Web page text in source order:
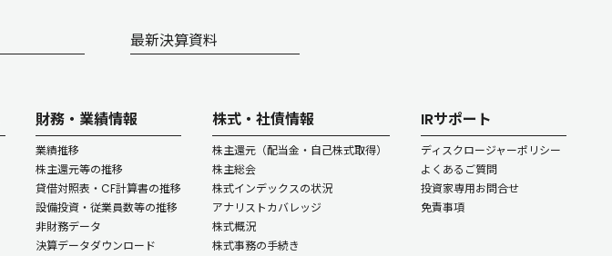
最新決算資料
財務・業績情報
業績推移
株主還元等の推移
貸借対照表・CF計算書の推移
設備投資・従業員数等の推移
非財務データ
決算データダウンロード
株式・社債情報
株主還元（配当金・自己株式取得）
株主総会
株式インデックスの状況
アナリストカバレッジ
株式概況
株式事務の手続き
IRサポート
ディスクロージャーポリシー
よくあるご質問
投資家専用お問合せ
免責事項